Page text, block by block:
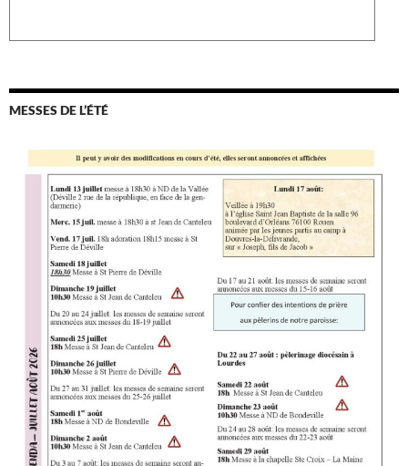
MESSES DE L’ÉTÉ